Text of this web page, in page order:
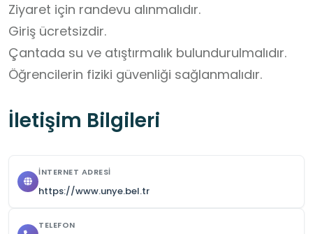
Ziyaret için randevu alınmalıdır.
Giriş ücretsizdir.
Çantada su ve atıştırmalık bulundurulmalıdır.
Öğrencilerin fiziki güvenliği sağlanmalıdır.
İletişim Bilgileri
İNTERNET ADRESI
https://www.unye.bel.tr
TELEFON